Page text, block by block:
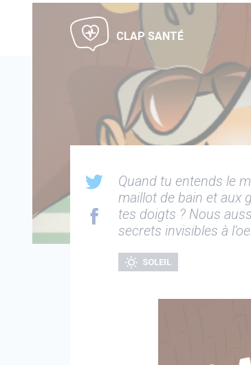
CLAP SANTÉ
Quand tu entends le
maillot de bain et aux
tes doigts ? Nous
secrets invisibles à
SOLEIL